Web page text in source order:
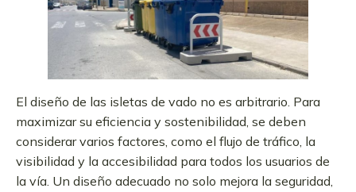
El diseño de las isletas de vado no es arbitrario. Para
maximizar su eficiencia y sostenibilidad, se deben
considerar varios factores, como el flujo de tráfico, la
visibilidad y la accesibilidad para todos los usuarios de
la vía. Un diseño adecuado no solo mejora la seguridad,